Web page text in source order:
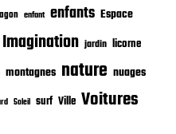
enfant enfants Espace
Imagination jardin licorne
montagnes nature nuages
Soleil surf Ville Voitures